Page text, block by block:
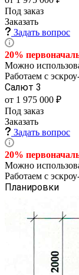
Под заказ
Заказать
Задать вопрос
20%
Можно
Работаем с
Салют 3
от 1 975 000 ₽
Под заказ
Заказать
Задать вопрос
20%
Можно
Работаем с
Планировки